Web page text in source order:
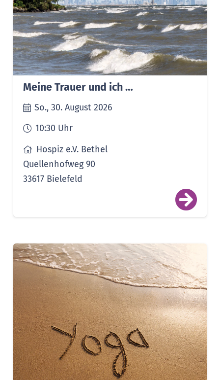
Meine Trauer und ich …
So., 30. August 2026
10:30 Uhr
Hospiz e.V. Bethel
Quellenhofweg 90
33617 Bielefeld